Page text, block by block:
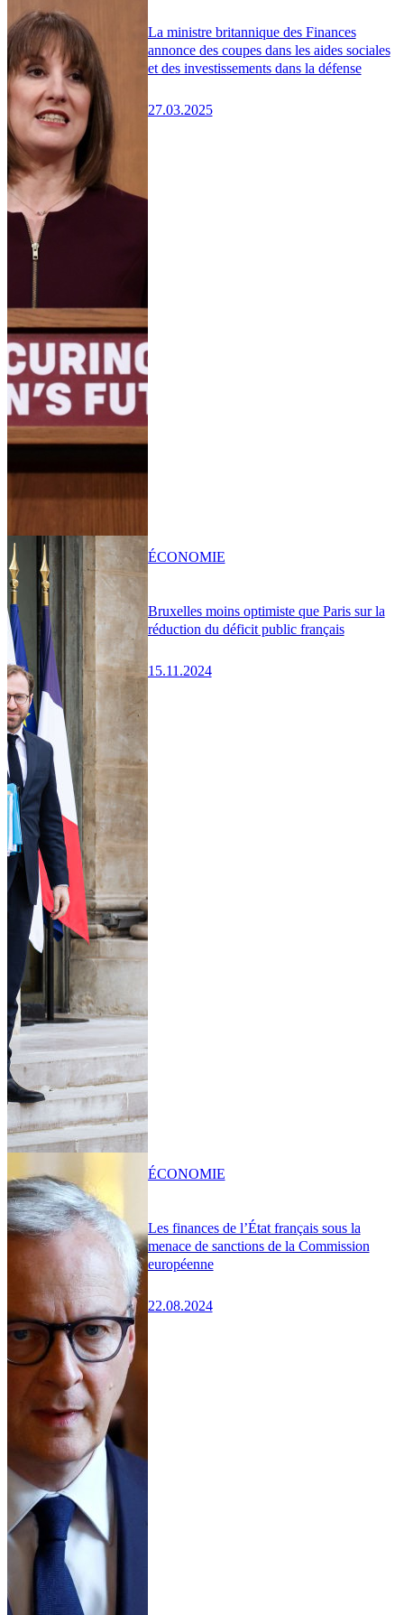
La ministre britannique des Finances
annonce des coupes dans les aides sociales
et des investissements dans la défense
27.03.2025
Bruxelles moins optimiste que Paris sur la
réduction du déficit public français
15.11.2024
ÉCONOMIE
Les finances de l’État français sous la
menace de sanctions de la Commission
européenne
22.08.2024
ÉCONOMIE